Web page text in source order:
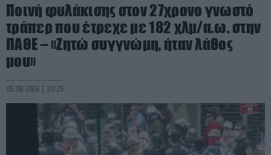
Ποινή φυλάκισης στον 27χρονο γνωστό
τράπερ που έτρεχε με 182 χλμ/α.ω. στην
ΠΑΘΕ – «Ζητώ συγγνώμη, ήταν λάθος
μου»
05.08.2026 | 20:25